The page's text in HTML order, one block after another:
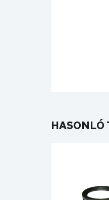
HASONLÓ